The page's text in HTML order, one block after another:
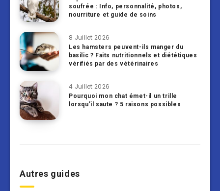
soufrée : Info, personnalité, photos,
nourriture et guide de soins
8 Juillet 2026
Les hamsters peuvent-ils manger du
basilic ? Faits nutritionnels et diététiques
vérifiés par des vétérinaires
4 Juillet 2026
Pourquoi mon chat émet-il un trille
lorsqu’il saute ? 5 raisons possibles
Autres guides